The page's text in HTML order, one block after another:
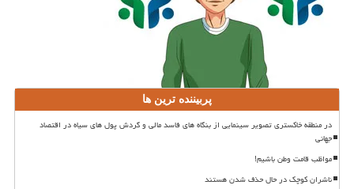
پربیننده ترین ها
در منطقه خاکستری تصویر سینمایی از بنگاه های فاسد مالی و گردش پول های سیاه در اقتصاد
جهانی
مواظب قامت وطن باشیم!
ناشران کوچک در حال حذف شدن هستند